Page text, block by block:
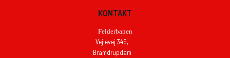
KONTAKT
Felderbanen
Vejlevej 349,
Bramdrupdam